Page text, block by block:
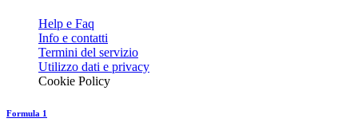
Help e Faq
Info e contatti
Termini del servizio
Utilizzo dati e privacy
Cookie Policy
Formula 1